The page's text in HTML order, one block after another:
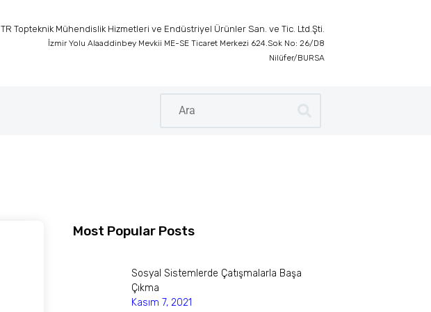
TR Topteknik Mühendislik Hizmetleri ve Endüstriyel Ürünler San. ve Tic. Ltd.Şti.
İzmir Yolu Alaaddinbey Mevkii ME-SE Ticaret Merkezi 624.Sok No: 26/D8
Nilüfer/BURSA
Most Popular Posts
Sosyal Sistemlerde Çatışmalarla Başa
Çıkma
Kasım 7, 2021